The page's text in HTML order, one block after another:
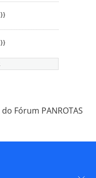
Fórum PANROTAS